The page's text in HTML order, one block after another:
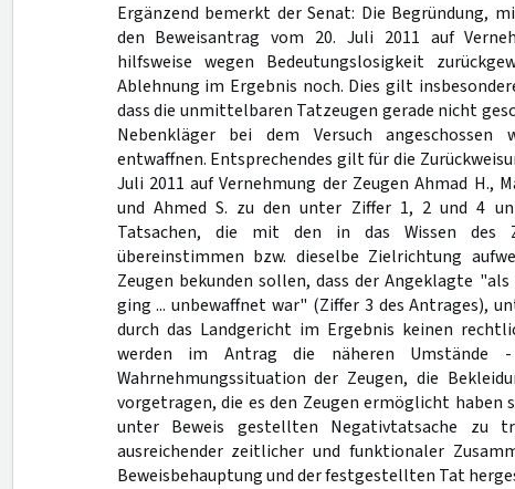
Ergänzend bemerkt der Senat: Die Begründung,
den Beweisantrag vom 20. Juli 2011 auf
hilfsweise wegen Bedeutungslosigkeit
Ablehnung im Ergebnis noch. Dies gilt
dass die unmittelbaren Tatzeugen gerade nicht
Nebenkläger bei dem Versuch
entwaffnen. Entsprechendes gilt für die
Juli 2011 auf Vernehmung der Zeugen Ahmad H.,
und Ahmed S. zu den unter Ziffer 1, 2 und 4
Tatsachen, die mit den in das Wissen des
übereinstimmen bzw. dieselbe Zielrichtung
Zeugen bekunden sollen, dass der Angeklagte
ging ... unbewaffnet war" (Ziffer 3 des Antrages),
durch das Landgericht im Ergebnis keinen
werden im Antrag die näheren Umstände
Wahrnehmungssituation der Zeugen, die
vorgetragen, die es den Zeugen ermöglicht haben
unter Beweis gestellten Negativtatsache zu
ausreichender zeitlicher und funktionaler
Beweisbehauptung und der festgestellten Tat